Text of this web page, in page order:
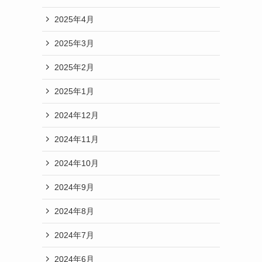
2025年4月
2025年3月
2025年2月
2025年1月
2024年12月
2024年11月
2024年10月
2024年9月
2024年8月
2024年7月
2024年6月